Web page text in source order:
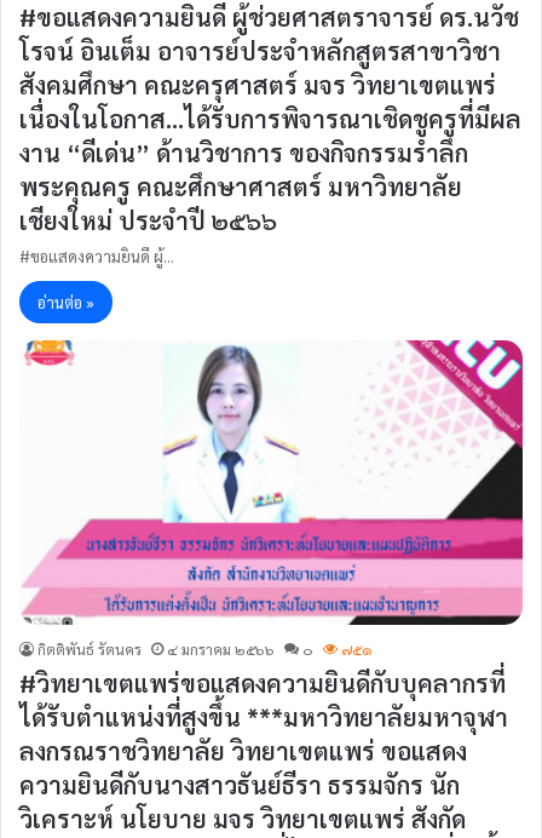
#ขอแสดงความยินดี ผู้ช่วยศาสตราจารย์ ดร.นวัช
โรจน์ อินเต็ม อาจารย์ประจำหลักสูตรสาขาวิชา
สังคมศึกษา คณะครุศาสตร์ มจร วิทยาเขตแพร่
เนื่องในโอกาส…ได้รับการพิจารณาเชิดชูครูที่มีผล
งาน “ดีเด่น” ด้านวิชาการ ของกิจกรรมรำลึก
พระคุณครู คณะศึกษาศาสตร์ มหาวิทยาลัย
เชียงใหม่ ประจำปี ๒๕๖๖
#ขอแสดงความยินดี ผู้…
อ่านต่อ »
กิตติพันธ์ รัตนคร ๔ มกราคม ๒๕๖๖ ๐ ๗๕๑
#วิทยาเขตแพร่ขอแสดงความยินดีกับบุคลากรที่
ได้รับตำแหน่งที่สูงขึ้น ***มหาวิทยาลัยมหาจุฬา
ลงกรณราชวิทยาลัย วิทยาเขตแพร่ ขอแสดง
ความยินดีกับนางสาวธันย์ธีรา ธรรมจักร นัก
วิเคราะห์ นโยบาย มจร วิทยาเขตแพร่ สังกัด